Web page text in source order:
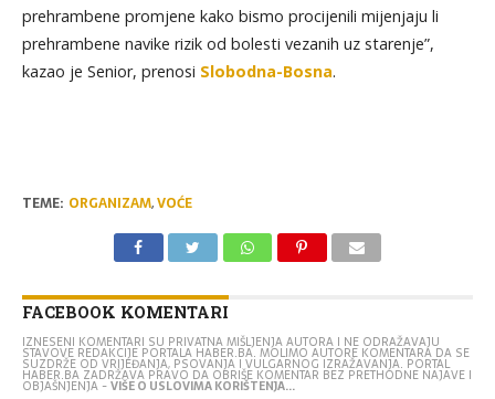
prehrambene promjene kako bismo procijenili mijenjaju li
prehrambene navike rizik od bolesti vezanih uz starenje”,
kazao je Senior, prenosi Slobodna-Bosna.
TEME: ORGANIZAM,VOĆE
FACEBOOK KOMENTARI
IZNESENI KOMENTARI SU PRIVATNA MIŠLJENJA AUTORA I NE ODRAŽAVAJU
STAVOVE REDAKCIJE PORTALA HABER.BA. MOLIMO AUTORE KOMENTARA DA SE
SUZDRŽE OD VRIJEĐANJA, PSOVANJA I VULGARNOG IZRAŽAVANJA. PORTAL
HABER.BA ZADRŽAVA PRAVO DA OBRIŠE KOMENTAR BEZ PRETHODNE NAJAVE I
OBJAŠNJENJA -VIŠE O USLOVIMA KORIŠTENJA...